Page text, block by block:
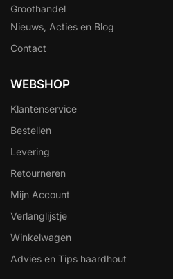
Groothandel
Nieuws, Acties en Blog
Contact
WEBSHOP
Klantenservice
Bestellen
Levering
Retourneren
Mijn Account
Verlanglijstje
Winkelwagen
Advies en Tips haardhout